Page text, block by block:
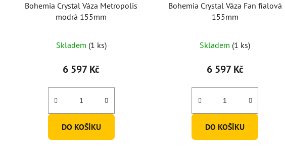
Bohemia Crystal Váza Metropolis
modrá 155mm
Skladem (1 ks)
6 597 Kč
DO KOŠÍKU
Bohemia Crystal Váza Fan fialová
155mm
Skladem (1 ks)
6 597 Kč
DO KOŠÍKU